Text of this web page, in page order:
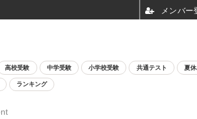
高校受験 中学受験 小学校受験 共通テスト 夏
ランキング